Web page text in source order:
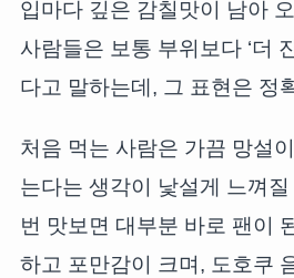
입마다 깊은 감칠맛이 남아
사람들은 보통 부위보다 ‘더
다고 말하는데, 그 표현은 정
처음 먹는 사람은 가끔 망설
는다는 생각이 낯설게 느껴
번 맛보면 대부분 바로 팬이
하고 포만감이 크며, 도호쿠